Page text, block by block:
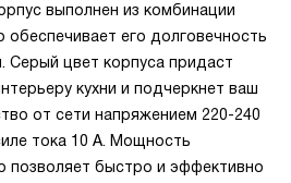
выполнен из комбинации
обеспечивает его долговечность
Серый цвет корпуса придаст
кухни и подчеркнет ваш
от сети напряжением 220-240
тока 10 А. Мощность
позволяет быстро и эффективно